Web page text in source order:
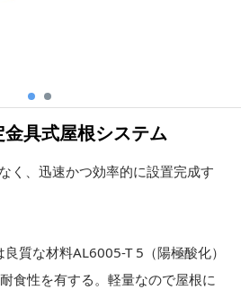
具式屋根システム
く、迅速かつ効率的に設置完成す
質な材料AL6005-T 5（陽極酸化）
食性を有する。軽量なので屋根に